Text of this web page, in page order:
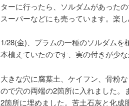
ターに行ったら、ソルダムがあった
スーパーなどにも売っています。楽し
1/28(金)、プラムの一種のソルダム
本植えていたのです、実の付きが少
大きな穴に腐葉土、ケイフン、骨粉
ので穴の両端の2箇所に入れました
2箇所に埋めました。苦土石灰と化